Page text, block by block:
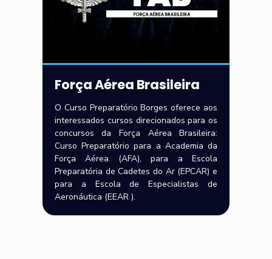
Força Aérea Brasileira
O Curso Preparatório Borges oferece aos
interessados cursos direcionados para os
concursos da Força Aérea Brasileira:
Curso Preparatório para a Academia da
Força Aérea (AFA), para a Escola
Preparatória de Cadetes do Ar (EPCAR) e
para a Escola de Especialistas de
Aeronáutica (EEAR ).